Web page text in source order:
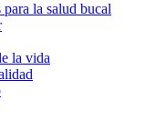
la salud bucal
la vida